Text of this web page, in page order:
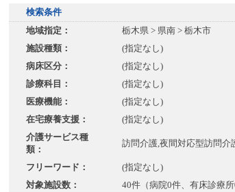
検索条件
地域指定：
栃木県 > 県南 > 栃木市
施設種類：
(指定なし)
病床区分：
(指定なし)
診療科目：
(指定なし)
医療機能：
(指定なし)
在宅療養支援：
(指定なし)
介護サービス種
類：
訪問介護,夜間対応型訪問
フリーワード：
(指定なし)
対象施設数：
40件（病院0件、有床診療